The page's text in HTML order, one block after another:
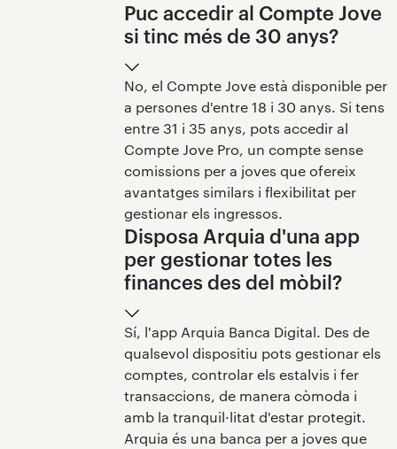
Puc accedir al Compte Jove
si tinc més de 30 anys?
No, el Compte Jove està disponible per
a persones d'entre 18 i 30 anys. Si tens
entre 31 i 35 anys, pots accedir al
Compte Jove Pro, un compte sense
comissions per a joves que ofereix
avantatges similars i flexibilitat per
gestionar els ingressos.
Disposa Arquia d'una app
per gestionar totes les
finances des del mòbil?
Sí, l'app Arquia Banca Digital. Des de
qualsevol dispositiu pots gestionar els
comptes, controlar els estalvis i fer
transaccions, de manera còmoda i
amb la tranquil·litat d'estar protegit.
Arquia és una banca per a joves que